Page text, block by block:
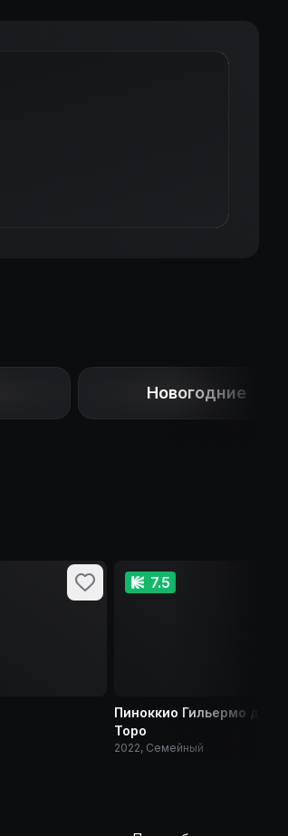
Новогодние
7.5
Пиноккио Гильермо дель
Торо
2022, Семейный